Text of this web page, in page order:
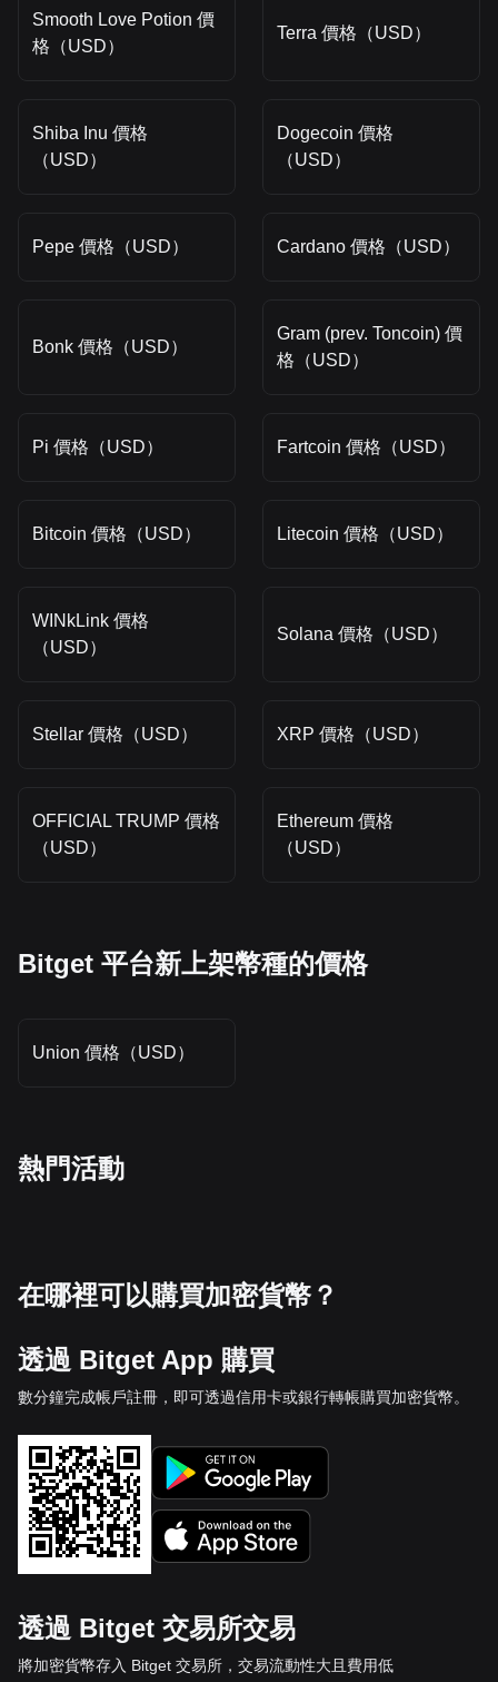
Smooth Love Potion 價
格（USD）
Terra 價格（USD）
Shiba Inu 價格
（USD）
Dogecoin 價格
（USD）
Pepe 價格（USD） Cardano 價格（USD）
Bonk 價格（USD）
Gram (prev. Toncoin) 價
格（USD）
Pi 價格（USD） Fartcoin 價格（USD）
Bitcoin 價格（USD） Litecoin 價格（USD）
WINkLink 價格
（USD）
Solana 價格（USD）
Stellar 價格（USD） XRP 價格（USD）
OFFICIAL TRUMP 價格
（USD）
Ethereum 價格
（USD）
Bitget 平台新上架幣種的價格
Union 價格（USD）
熱門活動
在哪裡可以購買加密貨幣？
透過 Bitget App 購買
數分鐘完成帳戶註冊，即可透過信用卡或銀行轉帳購買加密貨幣。
透過 Bitget 交易所交易
將加密貨幣存入 Bitget 交易所，交易流動性大且費用低